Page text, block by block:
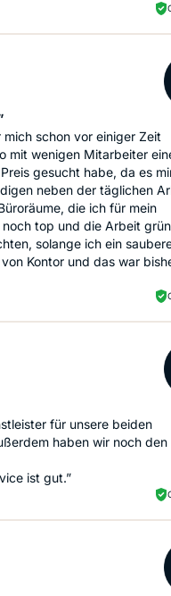
schon vor einiger Zeit
mit wenigen Mitarbeiter
gesucht habe, da es
neben der täglichen
die ich für mein
top und die Arbeit
solange ich ein
Kontor und das war
für unsere beiden
haben wir noch den
ist gut.”